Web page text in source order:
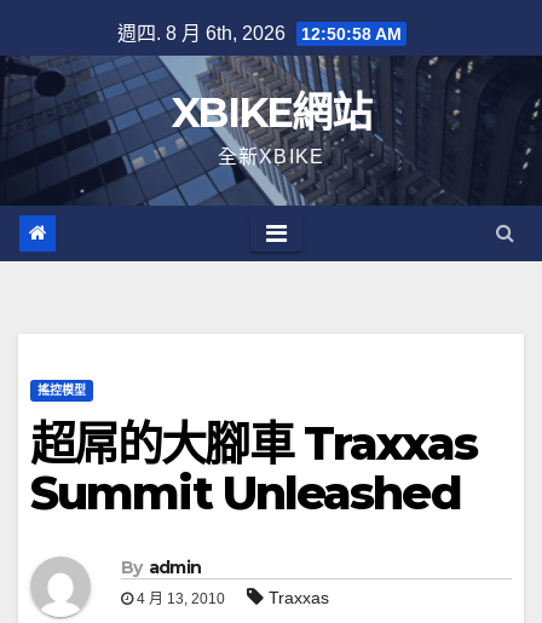
to
content
週四. 8 月 6th, 2026 12:50:59 AM
XBIKE網站
全新XBIKE
搖控模型
超屌的大腳車 Traxxas
Summit Unleashed
By admin
4 月 13, 2010 Traxxas